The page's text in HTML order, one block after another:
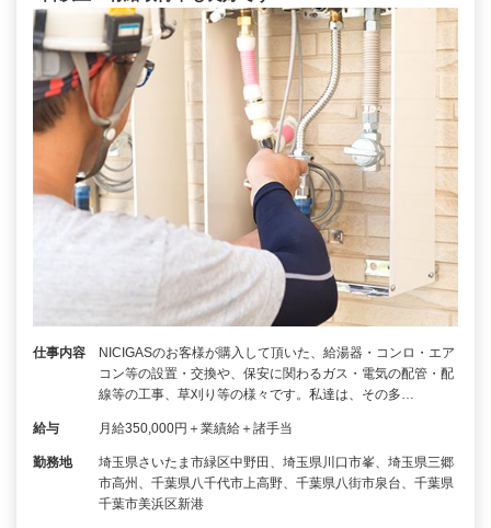
仕事内容
NICIGASのお客様が購入して頂いた、給湯器・コンロ・エア
コン等の設置・交換や、保安に関わるガス・電気の配管・配
線等の工事、草刈り等の様々です。私達は、その多…
給与 月給350,000円＋業績給＋諸手当
勤務地
埼玉県さいたま市緑区中野田、埼玉県川口市峯、埼玉県三郷
市高州、千葉県八千代市上高野、千葉県八街市泉台、千葉県
千葉市美浜区新港